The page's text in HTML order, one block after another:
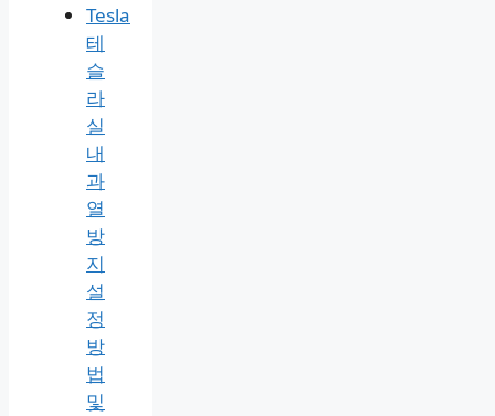
Tesla
테
슬
라
실
내
과
열
방
지
설
정
방
법
및